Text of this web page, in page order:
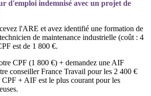
d'emploi indemnisé avec un projet de
l'ARE et avez identifié une formation de
de maintenance industrielle (coût : 4
est de 1 800 €.
CPF (1 800 €) + demandez une AIF
conseiller France Travail pour les 2 400 €
CPF + AIF est le plus courant pour les